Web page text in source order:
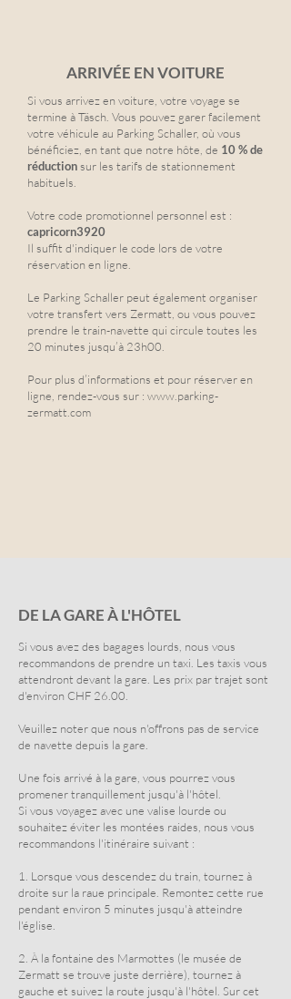
ARRIVÉE EN VOITURE
Si vous arrivez en voiture, votre voyage se
termine à Täsch. Vous pouvez garer facilement
votre véhicule au Parking Schaller, où vous
bénéficiez, en tant que notre hôte, de 10 % de
réductionsur les tarifs de stationnement
habituels.
Votre code promotionnel personnel est :
capricorn3920
Il suffit d'indiquer le code lors de votre
réservation en ligne.
Le Parking Schaller peut également organiser
votre transfert vers Zermatt, ou vous pouvez
prendre le train-navette qui circule toutes les
20 minutes jusqu’à 23h00.
Pour plus d’informations et pour réserver en
ligne, rendez-vous sur : www.parking-
zermatt.com
DE LA GARE À L'HÔTEL
Si vous avez des bagages lourds, nous vous
recommandons de prendre un taxi. Les taxis vous
attendront devant la gare. Les prix par trajet sont
d'environ CHF 26.00.
Veuillez noter que nous n'offrons pas de service
de navette depuis la gare.
Une fois arrivé à la gare, vous pourrez vous
promener tranquillement jusqu'à l'hôtel.
Si vous voyagez avec une valise lourde ou
souhaitez éviter les montées raides, nous vous
recommandons l'itinéraire suivant :
1. Lorsque vous descendez du train, tournez à
droite sur la raue principale. Remontez cette rue
pendant environ 5 minutes jusqu'à atteindre
l'église.
2. À la fontaine des Marmottes (le musée de
Zermatt se trouve juste derrière), tournez à
gauche et suivez la route jusqu'à l'hôtel. Sur cet